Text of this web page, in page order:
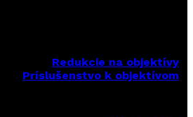
Redukcie na objektívy
Príslušenstvo k objektívom